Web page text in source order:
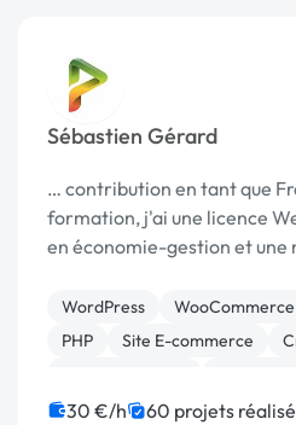
Sébastien Gérard
… contribution en tant que
formation, j'ai une licence
en économie-gestion et une
WordPress WooCommerce
PHP
Site E-commerce
Migration ou refonte de site
30 €/h 60 projets